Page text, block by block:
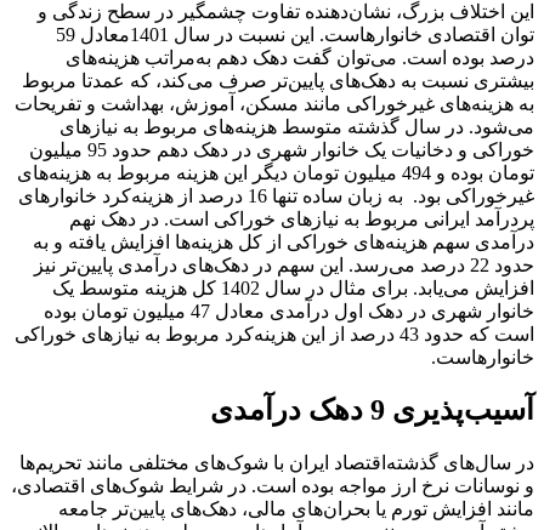
این اختلاف بزرگ، نشان‌دهنده تفاوت چشمگیر در سطح زندگی و
توان اقتصادی خانوارهاست. این نسبت در سال 1401معادل 59
درصد بوده است. می‌توان گفت دهک دهم به‌مراتب هزینه‌های
بیشتری نسبت به دهک‌های پایین‌تر صرف می‌کند، که عمدتا مربوط
به هزینه‌های غیرخوراکی مانند مسکن، آموزش، بهداشت و تفریحات
می‌شود. در سال گذشته متوسط هزینه‌های مربوط به نیازهای
خوراکی و دخانیات یک خانوار شهری در دهک دهم حدود 95 میلیون
تومان بوده و 494 میلیون تومان دیگر این هزینه مربوط به هزینه‌های
غیرخوراکی بود. به زبان ساده تنها 16 درصد از هزینه‌کرد خانوارهای
پردرآمد ایرانی مربوط به نیازهای خوراکی است. در دهک نهم
درآمدی سهم هزینه‌های خوراکی از کل هزینه‌ها افزایش یافته و به
حدود 22 درصد می‌رسد. این سهم در دهک‌های درآمدی پایین‌تر نیز
افزایش می‌یابد. برای مثال در سال 1402 کل هزینه متوسط یک
خانوار شهری در دهک اول درآمدی معادل 47 میلیون تومان بوده
است که حدود 43 درصد از این هزینه‌کرد مربوط به نیازهای خوراکی
خانوارهاست.
آسیب‌پذیری 9 دهک درآمدی
در سال‌های گذشته‌اقتصاد ایران با شوک‌های مختلفی مانند تحریم‌ها
و نوسانات نرخ ارز مواجه بوده است. در شرایط شوک‌های اقتصادی،
مانند افزایش تورم یا بحران‌های مالی، دهک‌های پایین‌تر جامعه